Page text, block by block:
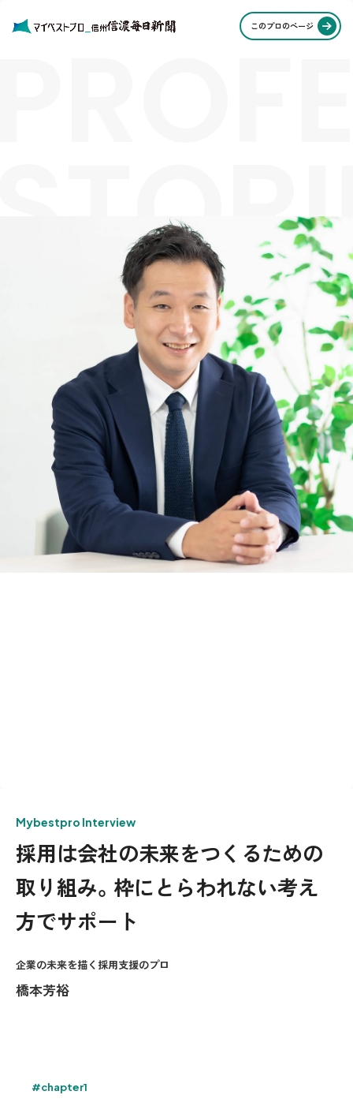
このプロのページ
Mybestpro Interview
採用は会社の未来をつくるための
取り組み。枠にとらわれない考え
方でサポート
企業の未来を描く採用支援のプロ
橋本芳裕
#chapter1